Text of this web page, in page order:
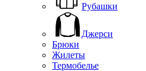
Рубашки
Джерси
Брюки
Жилеты
Термобелье